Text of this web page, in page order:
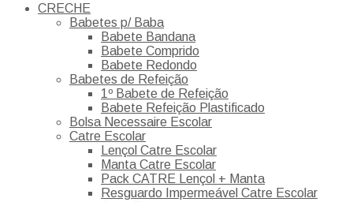
CRECHE
Babetes p/ Baba
Babete Bandana
Babete Comprido
Babete Redondo
Babetes de Refeição
1º Babete de Refeição
Babete Refeição Plastificado
Bolsa Necessaire Escolar
Catre Escolar
Lençol Catre Escolar
Manta Catre Escolar
Pack CATRE Lençol + Manta
Resguardo Impermeável Catre Escolar